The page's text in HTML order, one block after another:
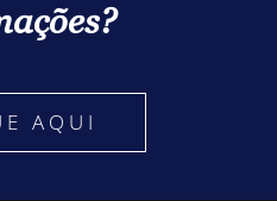
AQUI